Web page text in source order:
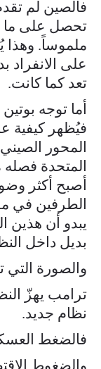
فالصين لم
تحصل على ما
ملموساً. وهذا
على الانفراد
تعد كما كانت.
أما توجه
فيُظهر كيفية
المحور
المتحدة
أصبح أكثر
الطرفين في
يبدو أن هذين
بديل داخل
والصورة التي
ترامب يهزّ
نظام جديد.
فالضغط
والضغوط